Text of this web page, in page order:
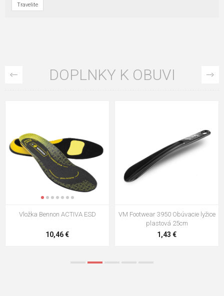
Travelite
DOPLNKY K OBUVI
VM Footwear 3009 Vkladacia
5,21 €
VM Footwear 3102 Šnúrky ploché
0,79 €